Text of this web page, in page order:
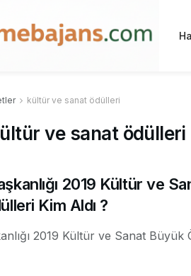
kültür ve sanat ödülleri
ve sanat ödülleri
2019 Kültür ve
Kim Aldı ?
2019 Kültür ve Sanat Büyük